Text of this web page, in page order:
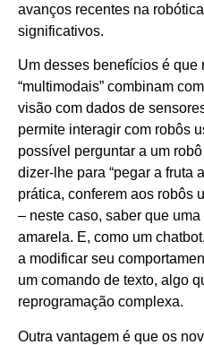
avanços recentes na
significativos.
Um desses benefícios é que
“multimodais” combinam
visão com dados de
permite interagir com robôs
possível perguntar a um
dizer-lhe para “pegar a fruta
prática, conferem aos robôs
– neste caso, saber que
amarela. E, como um
a modificar seu
um comando de texto, algo
reprogramação complexa.
Outra vantagem é que os